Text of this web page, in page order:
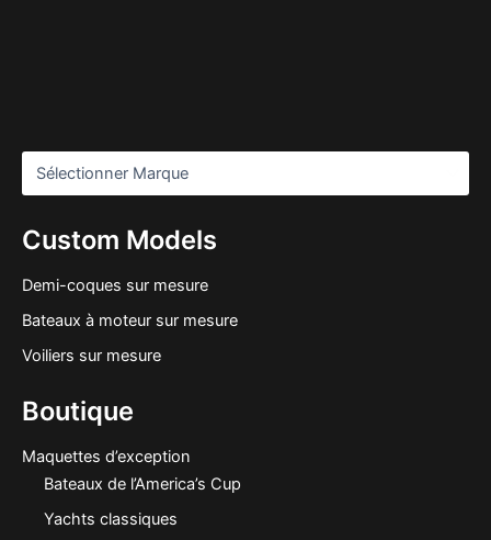
Custom Models
Demi-coques sur mesure
Bateaux à moteur sur mesure
Voiliers sur mesure
Boutique
Maquettes d’exception
Bateaux de l’America’s Cup
Yachts classiques